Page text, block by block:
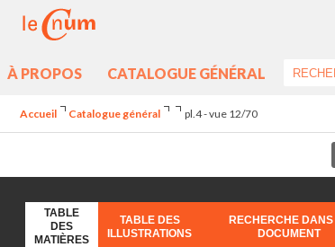
À PROPOS CATALOGUE GÉNÉRAL
Accueil Catalogue général pl.4 - vue 12/70
TABLE
DES
MATIÈRES
TABLE DES
ILLUSTRATIONS
RECHERCHE DANS
DOCUMENT